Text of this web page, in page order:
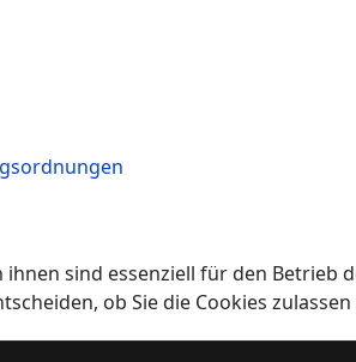
sind essenziell für den
ob Sie die Cookies